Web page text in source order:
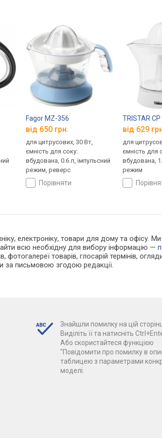
Fagor MZ-356
від 650 грн.
для цитрусових, 30 Вт,
ємність для соку:
вбудована, 0.6 л, імпульсний
режим, реверс
порівняти
TRISTAR
від 629
для
ємність для
вбудована,
режим
електроніку, товари для дому та офісу.
всю необхідну для вибору інформацію —
фотогалереї товарів, глосарій термінів,
за письмовою згодою редакції.
Знайшли помилку на цій
Виділіть її та натисніть
Або скористайтеся функцією
"Повідомити про помилку в
таблицею з параметрами
моделі.